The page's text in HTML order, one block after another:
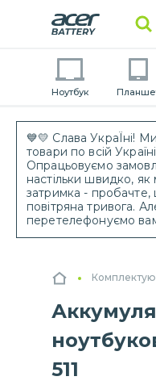
💙💛 Слава УкраЇні!
товари по всій
Опрацьовуємо
настільки швидко,
затримка -
повітряна тривога.
перетелефонуємо
Ноутбук
511